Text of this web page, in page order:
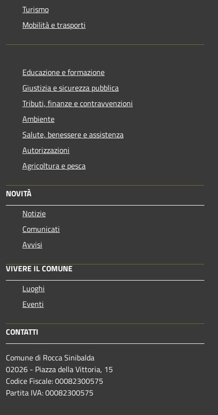
Turismo
Mobilità e trasporti
Educazione e formazione
Giustizia e sicurezza pubblica
Tributi, finanze e contravvenzioni
Ambiente
Salute, benessere e assistenza
Autorizzazioni
Agricoltura e pesca
NOVITÀ
Notizie
Comunicati
Avvisi
VIVERE IL COMUNE
Luoghi
Eventi
CONTATTI
Comune di Rocca Sinibalda
02026 - Piazza della Vittoria, 15
Codice Fiscale: 00082300575
Partita IVA: 00082300575